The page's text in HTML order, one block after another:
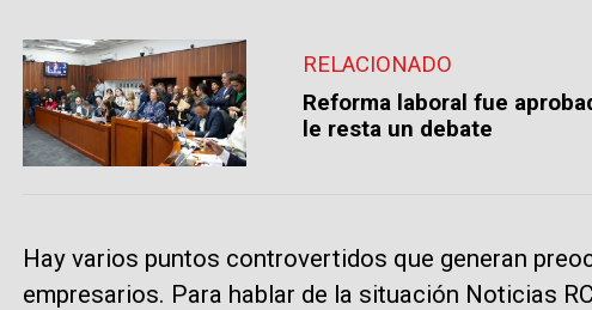
RELACIONADO
Reforma laboral fue
le resta un debate
Hay varios puntos controvertidos que generan
empresarios. Para hablar de la situación Noticias